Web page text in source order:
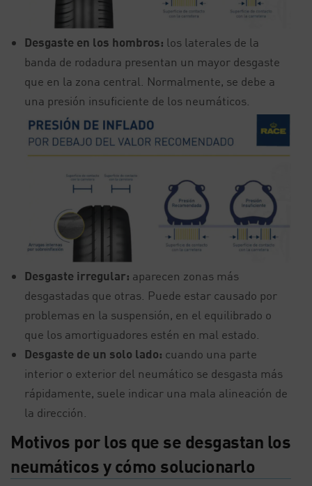
Desgaste en los hombros: los laterales de la
banda de rodadura presentan un mayor desgaste
que en la zona central. Normalmente, se debe a
una presión insuficiente de los neumáticos.
Desgaste irregular: aparecen zonas más
desgastadas que otras. Puede estar causado por
problemas en la suspensión, en el equilibrado o
que los amortiguadores estén en mal estado.
Desgaste de un solo lado: cuando una parte
interior o exterior del neumático se desgasta más
rápidamente, suele indicar una mala alineación de
la dirección.
Motivos por los que se desgastan los
neumáticos y cómo solucionarlo